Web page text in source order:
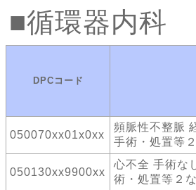
循環器内科
DPCコード
050070xx01x0xx
頻脈性不整脈
手術・処置等
050130xx9900xx
心不全 手術な
術・処置等２